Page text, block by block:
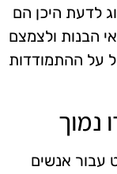
לדעת היכן הם
הבנות ולצמצם
על ההתמודדות
נמוך
עבור אנשים